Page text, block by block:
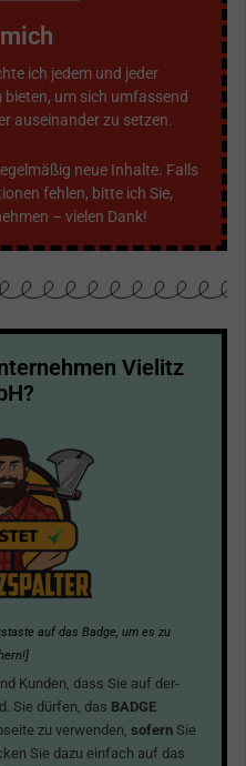
ich jedem und jeder
um sich umfassend
auseinander zu setzen.
neue Inhalte. Falls
fehlen, bitte ich Sie,
– vielen Dank!
Vielitz
auf das Badge, um es zu
Kunden, dass Sie auf der-
Sie dürfen, das BADGE
zu verwenden, sofern Sie
Sie dazu einfach auf das